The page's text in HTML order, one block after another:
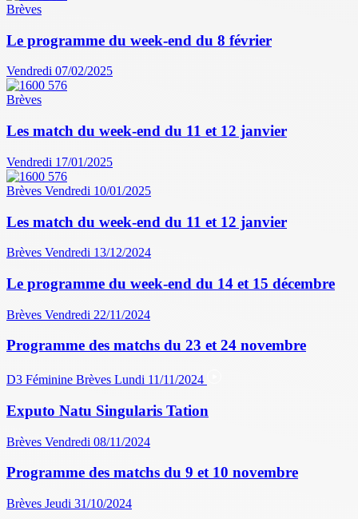
Brèves
Le programme du week-end du 8 février
Vendredi 07/02/2025
Brèves
Les match du week-end du 11 et 12 janvier
Vendredi 17/01/2025
Brèves Vendredi 10/01/2025
Les match du week-end du 11 et 12 janvier
Brèves Vendredi 13/12/2024
Le programme du week-end du 14 et 15 décembre
Brèves Vendredi 22/11/2024
Programme des matchs du 23 et 24 novembre
D3 Féminine Brèves Lundi 11/11/2024
Exputo Natu Singularis Tation
Brèves Vendredi 08/11/2024
Programme des matchs du 9 et 10 novembre
Brèves Jeudi 31/10/2024